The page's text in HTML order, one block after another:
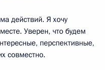
действий. Я хочу
Уверен, что будем
перспективные,
совместно.